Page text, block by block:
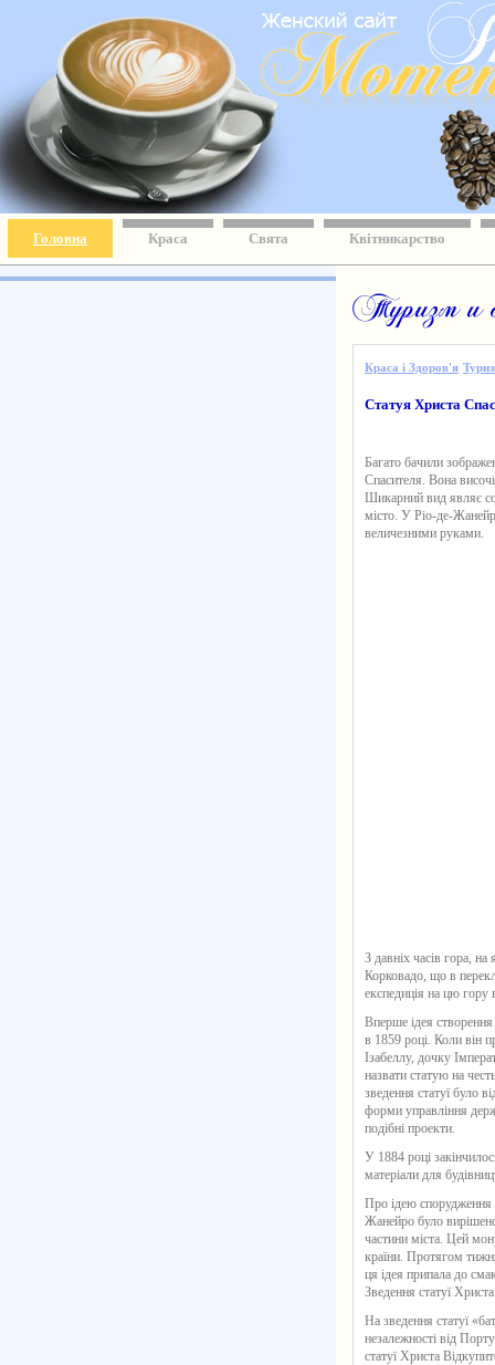
Головна Краса Свята Квітникарство
Краса і Здоров'я
Статуя Христа
Багато бачили
Спасителя. Вона
Шикарний вид являє
місто. У Ріо-де-
величезними руками.
З давніх часів гора, на
Корковадо, що в
експедиція на цю
Вперше ідея
в 1859 році. Коли він
Ізабеллу, дочку
назвати статую на
зведення статуї було
форми управління
подібні проекти.
У 1884 році
матеріали для
Про ідею спорудження
Жанейро було
частини міста. Цей
країни. Протягом
ця ідея припала до
Зведення статуї
На зведення статуї
незалежності від
статуї Христа